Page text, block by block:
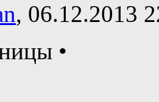
, 06.12.2013
•